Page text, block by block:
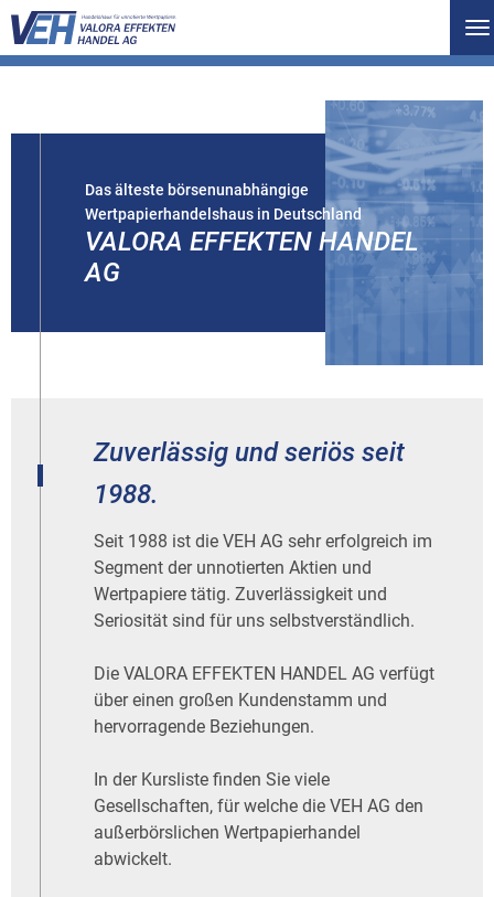
Das älteste börsenunabhängige
Wertpapierhandelshaus in Deutschland
VALORA EFFEKTEN HANDEL
AG
Zuverlässig und seriös seit
1988.
Seit 1988 ist die VEH AG sehr erfolgreich im
Segment der unnotierten Aktien und
Wertpapiere tätig. Zuverlässigkeit und
Seriosität sind für uns selbstverständlich.
Die VALORA EFFEKTEN HANDEL AG verfügt
über einen großen Kundenstamm und
hervorragende Beziehungen.
In der Kursliste finden Sie viele
Gesellschaften, für welche die VEH AG den
außerbörslichen Wertpapierhandel
abwickelt.